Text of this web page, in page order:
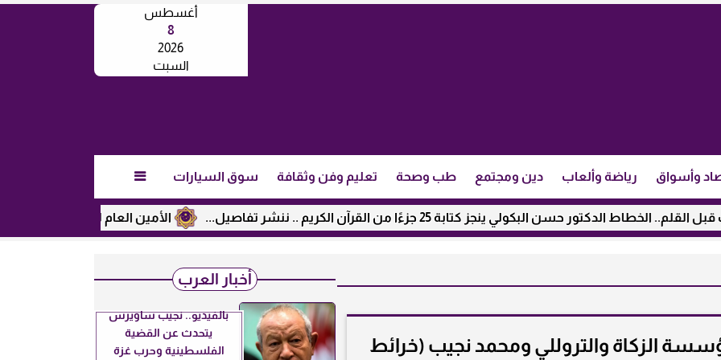
أغسطس
8
2026
السبت
وأسواق رياضة وألعاب دين ومجتمع طب وصحة تعليم وفن وثقافة سوق السيارات 
الأمين العام لرابطة الجامعات الإسلامية ينجز كتابة 25 جزءًا من القرآن الكريم .. ننشر تفاصيل...
الزكاة والتروللي ومحمد نجيب (خرائط
أخبار العرب
بالفيديو.. نجيب ساويرس
يتحدث عن القضية
الفلسطينية وحرب غزة